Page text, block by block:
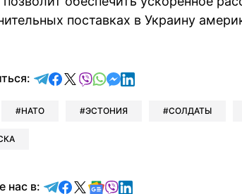
поставках в Украину
отправить в Telegram
поделиться в Facebook
поделиться в X
отправить в Viber
отправить в Whatsapp
отправить в Messenger
отправить в LinkedIn
НАТО ЭСТОНИЯ СОЛДАТЫ
нас в: Читайте в Telegram
Читайте в Facebook
Читайте в X
Читайте в Google news
Читайте в Viber
Читайте в LinkedIn